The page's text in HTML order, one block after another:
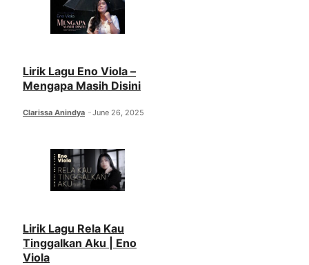
Lirik Lagu Eno Viola –
Mengapa Masih Disini
Clarissa Anindya June 26, 2025
Lirik Lagu Rela Kau
Tinggalkan Aku | Eno
Viola